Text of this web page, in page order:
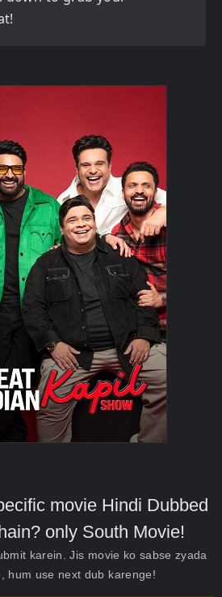
movie Hindi Dubbed
only South Movie!
karein. Jis movie ko sabse zyada
hum use next dub karenge!